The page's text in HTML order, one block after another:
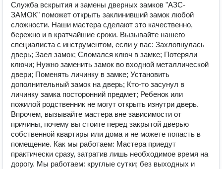
Служба вскрытия и замены дверных замков "АЗС-
ЗАМОК" поможет открыть заклинивший замок любой
сложности. Наши мастера сделают это качественно,
бережно и в кратчайшие сроки. Вызывайте нашего
специалиста с инструментом, если у вас: Захлопнулась
дверь; Заел замок; Сломался ключ в замке; Потеряли
ключи; Нужно заменить замок во входной металлической
двери; Поменять личинку в замке; Установить
дополнительный замок на дверь; Кто-то засунул в
личинку замка посторонний предмет; Ребенок или
пожилой родственник не могут открыть изнутри дверь.
Впрочем, вызывайте мастера вне зависимости от
причины, почему вы стоите перед закрытой дверью
собственной квартиры или дома и не можете попасть в
помещение. Как мы работаем: Мастера приедут
практически сразу, затратив лишь необходимое время на
дорогу. Мы работаем: круглые сутки; без выходных и